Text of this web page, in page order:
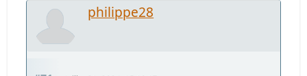
philippe28